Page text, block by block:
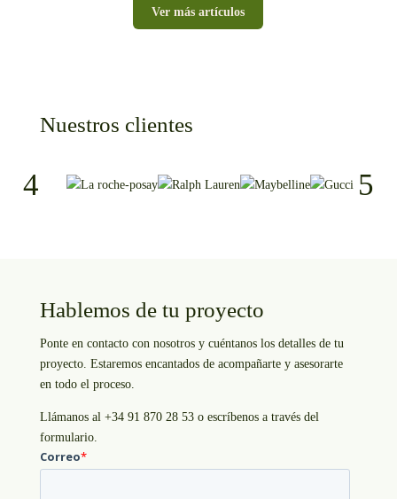
Ver más artículos
Nuestros clientes
Hablemos de tu proyecto
Ponte en contacto con nosotros y cuéntanos los detalles de tu
proyecto. Estaremos encantados de acompañarte y asesorarte
en todo el proceso.
Llámanos al +34 91 870 28 53 o escríbenos a través del
formulario.